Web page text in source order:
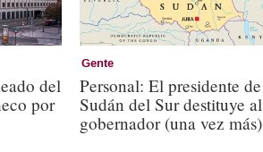
del
por
Gente
Personal: El presidente de
Sudán del Sur destituye al
gobernador (una vez más)